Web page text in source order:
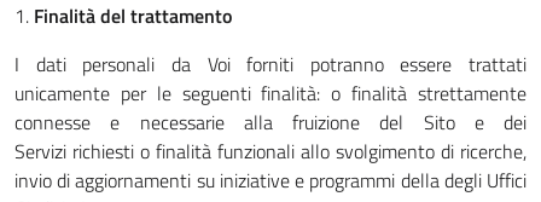
1. Finalità del trattamento
I dati personali da Voi forniti potranno essere trattati
unicamente per le seguenti finalità: o finalità strettamente
connesse e necessarie alla fruizione del Sito e dei
Servizi richiesti o finalità funzionali allo svolgimento di ricerche,
invio di aggiornamenti su iniziative e programmi della degli Uffici